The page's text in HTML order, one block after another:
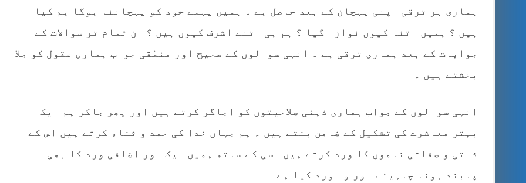
ہماری ہر ترقی اپنی پہچان کے بعد حاصل ہے ۔ ہمیں پہلے خود کو پہچاننا ہوگا ہم کیا
ہیں ؟ ہمیں اتنا کیوں نوازا گیا ؟ ہم ہی اتنے اشرف کیوں ہیں ؟ ان تمام تر سوالات کے
جوابات کے بعد ہماری ترقی ہے ۔ انہی سوالوں کے صحیح اور منطقی جواب ہماری عقول کو جلا
بخشتے ہیں ۔
انہی سوالوں کے جواب ہماری ذہنی صلاحیتوں کو اجاگر کرتے ہیں اور پھر جاکر ہم ایک
بہتر معاشرے کی تشکیل کے ضامن بنتے ہیں ۔ ہم جہاں خدا کی حمد و ثناء کرتے ہیں اس کے
ذاتی و صفاتی ناموں کا ورد کرتے ہیں اسی کے ساتھ ہمیں ایک اور اضافی ورد کا بھی
پابند ہونا چاہیئے اور وہ ورد کیا ہے